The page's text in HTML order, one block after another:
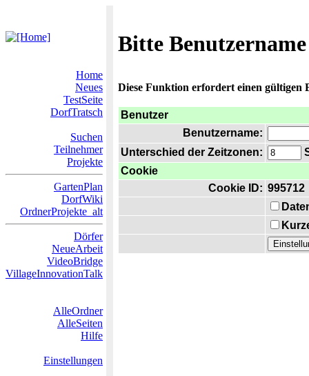
Bitte
Home
Neues
TestSeite
DorfTratsch
Suchen
Teilnehmer
Projekte
GartenPlan
DorfWiki
OrdnerProjekte_alt
Dörfer
NeueArbeit
VideoBridge
VillageInnovationTalk
AlleOrdner
AlleSeiten
Hilfe
Einstellungen
Diese Funktion erfordert einen gültigen
Benutzer
Benutzername:
Unterschied der Zeitzonen:
Cookie
Cookie ID: 995712